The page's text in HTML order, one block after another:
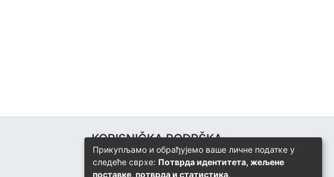
KORISNIČKA PODRŠKA
Univerzitetski računarski centar
+387 57 320 140
Прикупљамо и обрађујемо ваше личне податке у
следеће сврхе: Потврда идентитета, жељене
поставке, потврда и статистика.